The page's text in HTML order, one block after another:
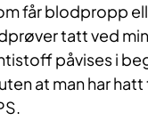
får blodpropp
tatt ved
påvises i
at man har